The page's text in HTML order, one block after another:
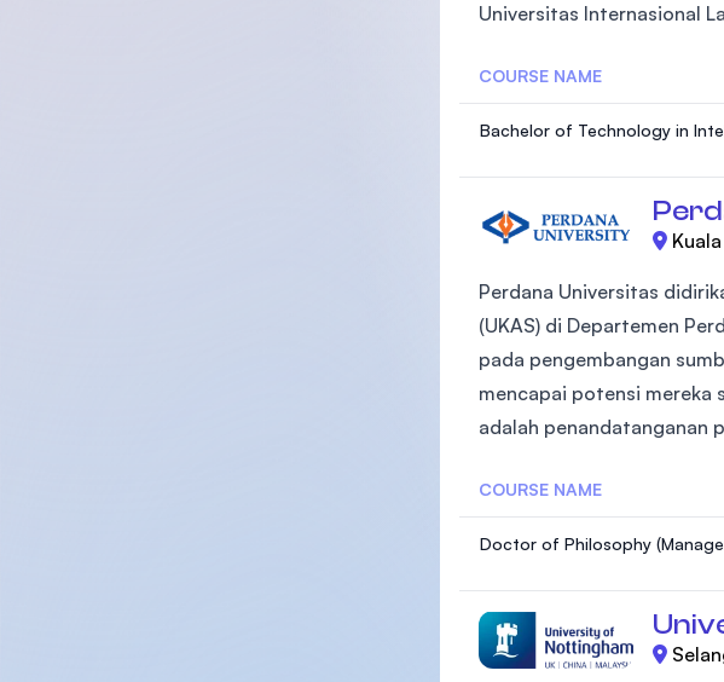
Universitas Internasional
COURSE NAME
Bachelor of Technology in
Perdana Universitas
(UKAS) di Departemen
pada pengembangan
mencapai potensi mereka
adalah penandatanganan
COURSE NAME
Doctor of Philosophy